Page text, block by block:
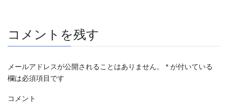
コメントを残す
メールアドレスが公開されることはありません。 * が付いている
欄は必須項目です
コメント